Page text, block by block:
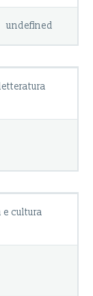
undefined
e cultura